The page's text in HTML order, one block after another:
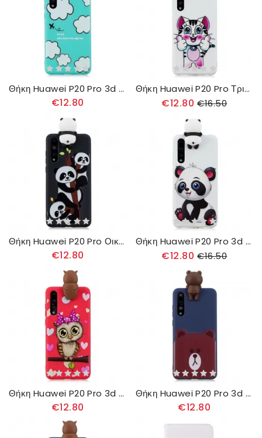
Θήκη Huawei P20 Pro 3d Dog In The Clouds
€12.80
Θήκη Huawei P20 Pro Τρισδιάστατη Γάτα Διασκέδαση
€12.80 €16.50
Θήκη Huawei P20 Pro Οικογένεια 3d Panda
€12.80
Θήκη Huawei P20 Pro 3d Panda Unique
€12.80 €16.50
Θήκη Huawei P20 Pro 3d Miss Owl
€12.80
Θήκη Huawei P20 Pro 3d Funny Panda
€12.80